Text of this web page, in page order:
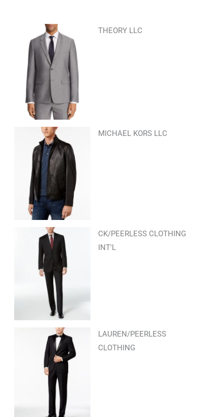
THEORY LLC
MICHAEL KORS LLC
CK/PEERLESS CLOTHING
INT'L
LAUREN/PEERLESS
CLOTHING